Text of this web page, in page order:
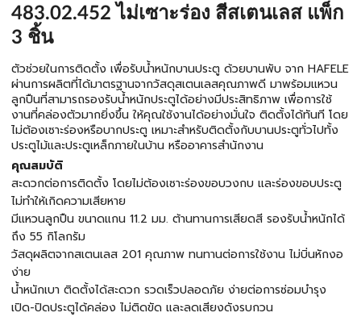
483.02.452 ไม่เซาะร่อง สีสเตนเลส แพ็ก
3 ชิ้น
ตัวช่วยในการติดตั้ง เพื่อรับน้ำหนักบานประตู ด้วยบานพับ จาก HAFELE
ผ่านการผลิตที่ได้มาตรฐานจากวัสดุสเตนเลสคุณภาพดี มาพร้อมแหวน
ลูกปืนที่สามารถรองรับน้ำหนักประตูได้อย่างมีประสิทธิภาพ เพื่อการใช้
งานที่คล่องตัวมากยิ่งขึ้น ให้คุณใช้งานได้อย่างมั่นใจ ติดตั้งได้ทันที โดย
ไม่ต้องเซาะร่องหรือบากประตู เหมาะสำหรับติดตั้งกับบานประตูทั่วไปทั้ง
ประตูไม้และประตูเหล็กภายในบ้าน หรืออาคารสำนักงาน
คุณสมบัติ
สะดวกต่อการติดตั้ง โดยไม่ต้องเซาะร่องขอบวงกบ และร่องขอบประตู
ไม่ทำให้เกิดความเสียหาย
มีแหวนลูกปืน ขนาดแกน 11.2 มม. ต้านทานการเสียดสี รองรับน้ำหนักได้
ถึง 55 กิโลกรัม
วัสดุผลิตจากสเตนเลส 201 คุณภาพ ทนทานต่อการใช้งาน ไม่บิ่นหักงอ
ง่าย
น้ำหนักเบา ติดตั้งได้สะดวก รวดเร็วปลอดภัย ง่ายต่อการซ่อมบำรุง
เปิด-ปิดประตูได้คล่อง ไม่ติดขัด และลดเสียงดังรบกวน